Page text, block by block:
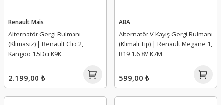
Renault Mais
Alternatör Gergi Rulmanı
(Klimasız) | Renault Clio 2,
Kangoo 1.5Dci K9K
2.199,00 ₺
ABA
Alternatör V Kayış Gergi Rulmanı
(Klimalı Tip) | Renault Megane 1,
R19 1.6 8V K7M
599,00 ₺